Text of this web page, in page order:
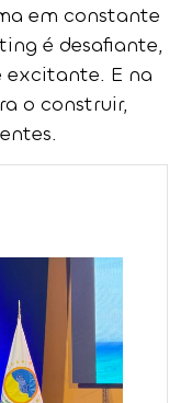
em constante
é desafiante,
excitante. E na
o construir,